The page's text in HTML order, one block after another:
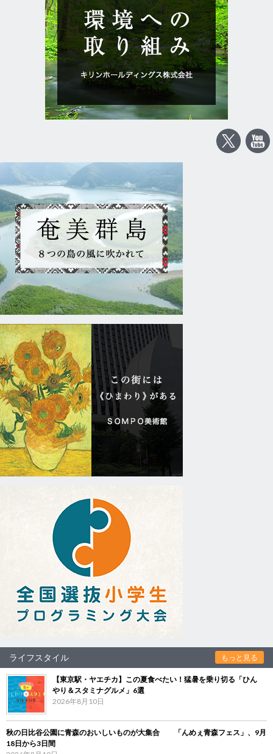
ライフスタイル もっと見る
【東京駅・ヤエチカ】この夏食べたい！猛暑を乗り切る「ひん
やり＆スタミナグルメ」6選
2026年8月10日
秋の日比谷公園に青森のおいしいものが大集合 「んめぇ青森フェス」、9月
18日から3日間